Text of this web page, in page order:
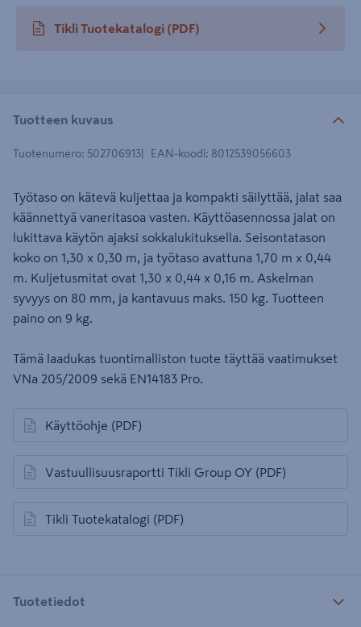
Tikli Tuotekatalogi (PDF)
avautuu uuteen välilehteen
Tuotteen kuvaus
Tuotenumero: 502706913 EAN-koodi: 8012539056603
Työtaso on kätevä kuljettaa ja kompakti säilyttää, jalat saa
käännettyä vaneritasoa vasten. Käyttöasennossa jalat on
lukittava käytön ajaksi sokkalukituksella. Seisontatason
koko on 1,30 x 0,30 m, ja työtaso avattuna 1,70 m x 0,44
m. Kuljetusmitat ovat 1,30 x 0,44 x 0,16 m. Askelman
syvyys on 80 mm, ja kantavuus maks. 150 kg. Tuotteen
paino on 9 kg.
Tämä laadukas tuontimalliston tuote täyttää vaatimukset
VNa 205/2009 sekä EN14183 Pro.
Käyttöohje (PDF)
avautuu uuteen välilehteen
Vastuullisuusraportti Tikli Group OY (PDF)
avautuu uuteen välilehteen
Tikli Tuotekatalogi (PDF)
avautuu uuteen välilehteen
Tuotetiedot